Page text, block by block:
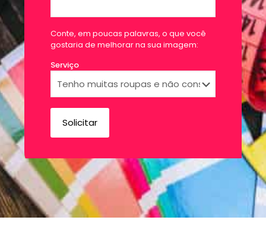
Conte, em poucas palavras, o que você
gostaria de melhorar na sua imagem:
Serviço